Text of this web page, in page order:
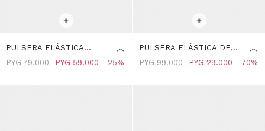
+
PULSERA ELÁSTICA
MULTICOLOR EFECTO
PYG 59.000
PYG 79.000 25
+
PULSERA ELÁSTICA DE
CUENTAS CILÍNDRICAS -
PYG 29.000
PYG 99.000 70